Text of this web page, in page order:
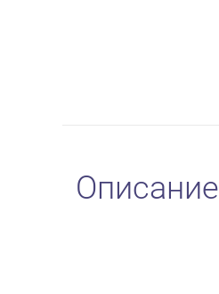
Описание